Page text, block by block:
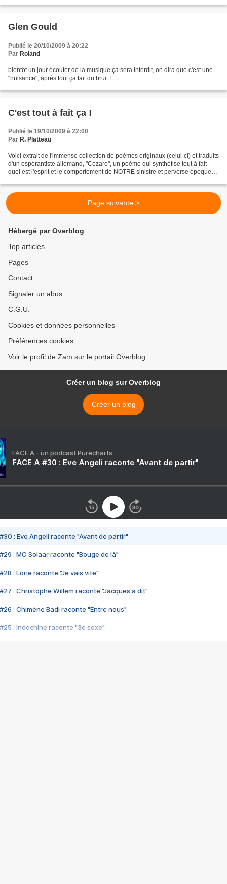
Glen Gould
Publié le 20/10/2009 à 20:22
Par Roland
bientôt un jour écouter de la musique ça sera interdit, on dira que c'est une
"nuisance", après tout ça fait du bruit !
C'est tout à fait ça !
Publié le 19/10/2009 à 22:00
Par R. Platteau
Voici extrait de l'immense collection de poèmes originaux (celui-ci) et traduits
d'un espérantiste allemand, "Cezaro", un poème qui synthétise tout à fait
quel est l'esprit et le comportement de NOTRE sinistre et perverse époque
Page suivante >
Hébergé par Overblog
Top articles
Pages
Contact
Signaler un abus
C.G.U.
Cookies et données personnelles
Préférences cookies
Voir le profil de Zam sur le portail Overblog
Créer un blog sur Overblog
Créer un blog
FACE A - un podcast Purecharts
FACE A #30 : Eve Angeli raconte "Avant de partir"
#30 : Eve Angeli raconte "Avant de partir"
#29 : MC Solaar raconte "Bouge de là"
#28 : Lorie raconte "Je vais vite"
#27 : Christophe Willem raconte "Jacques a dit"
#26 : Chimène Badi raconte "Entre nous"
#25 : Indochine raconte "3e sexe"